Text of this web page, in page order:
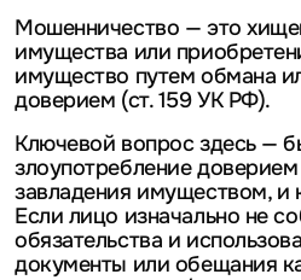
Мошенничество — это
имущества или
имущество путем обмана
доверием (ст. 159 УК РФ).
Ключевой вопрос здесь —
злоупотребление
завладения имуществом, и
Если лицо изначально не
обязательства и
документы или обещания